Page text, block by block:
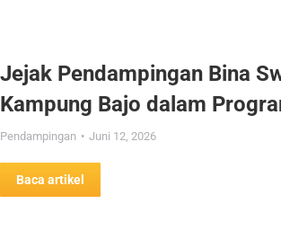
Jejak Pendampingan Bina
Kampung Bajo dalam
Pendampingan Juni 12, 2026
Baca artikel